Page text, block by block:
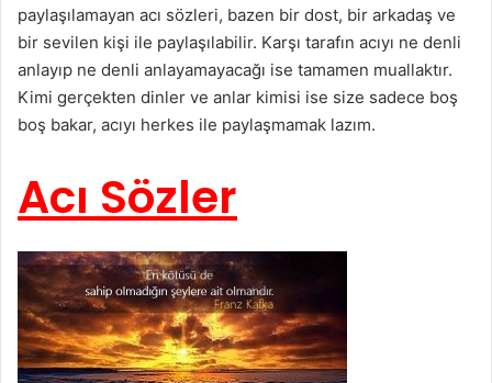
paylaşılamayan acı sözleri, bazen bir dost, bir arkadaş ve
bir sevilen kişi ile paylaşılabilir. Karşı tarafın acıyı ne denli
anlayıp ne denli anlayamayacağı ise tamamen muallaktır.
Kimi gerçekten dinler ve anlar kimisi ise size sadece boş
boş bakar, acıyı herkes ile paylaşmamak lazım.
Acı Sözler